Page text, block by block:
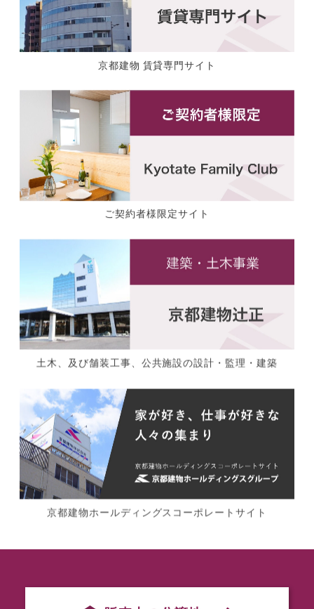
京都建物 賃貸専門サイト
ご契約者様限定サイト
土木、及び舗装工事、公共施設の設計・監理・建築
京都建物ホールディングスコーポレートサイト